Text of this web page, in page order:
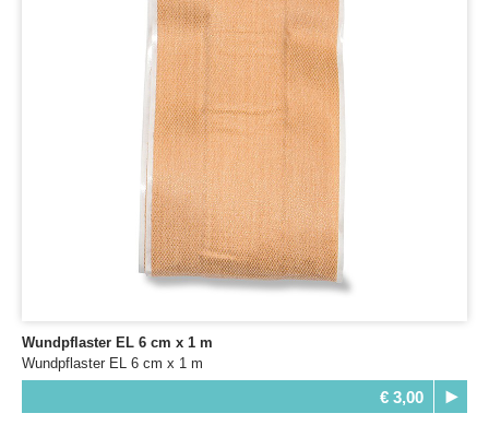
Wundpflaster EL 6 cm x 1 m
Wundpflaster EL 6 cm x 1 m
€ 3,00